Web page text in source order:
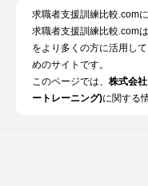
求職者支援訓練比較.com
求職者支援訓練比較.com
をより多くの方に活用し
めのサイトです。
このページでは、 株式会
ートレーニング)に関する